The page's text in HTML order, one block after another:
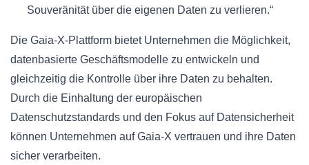
Souveränität über die eigenen Daten zu verlieren.“
Die Gaia-X-Plattform bietet Unternehmen die Möglichkeit,
datenbasierte Geschäftsmodelle zu entwickeln und
gleichzeitig die Kontrolle über ihre Daten zu behalten.
Durch die Einhaltung der europäischen
Datenschutzstandards und den Fokus auf Datensicherheit
können Unternehmen auf Gaia-X vertrauen und ihre Daten
sicher verarbeiten.